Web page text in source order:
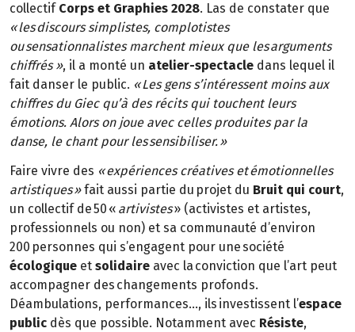
collectifCorps et Graphies 2028. Las de constater que
« les discours simplistes, complotistes
ou sensationnalistes marchent mieux que les arguments
chiffrés », il a monté un atelier-spectacle dans lequel il
fait danser le public. « Les gens s’intéressent moins aux
chiffres du Giec qu’à des récits qui touchent leurs
émotions. Alors on joue avec celles produites par la
danse, le chant pour les sensibiliser. »
Faire vivre des « expériences créatives et émotionnelles
artistiques »fait aussi partie du projet du Bruit qui court,
un collectif de 50 « artivistes» (activistes et artistes,
professionnels ou non) et sa communauté d’environ
200 personnes qui s’engagent pour une société
écologique et solidaire avec la conviction que l’art peut
accompagner des changements profonds.
Déambulations, performances…, ils investissent l’espace
public dès que possible. Notamment avec Résiste,